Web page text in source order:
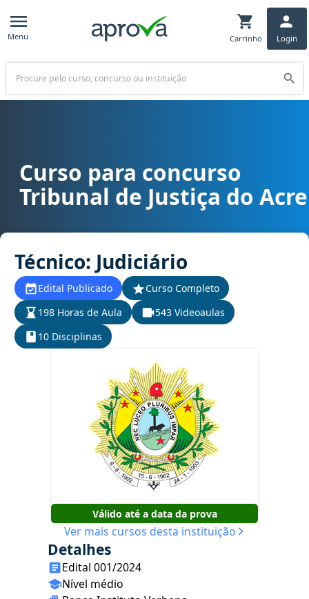
Menu Carrinho Login
Buscar
Curso para concurso TJ AC - Tribunal de Justiça do Acre cargo
Curso para concurso
Tribunal de Justiça do Acre
Técnico: Judiciário
Edital Publicado
Curso Completo
198 Horas de Aula
543 Videoaulas
10 Disciplinas
Válido até a data da prova
Ver mais cursos desta instituição
Detalhes
Edital 001/2024
Nível médio